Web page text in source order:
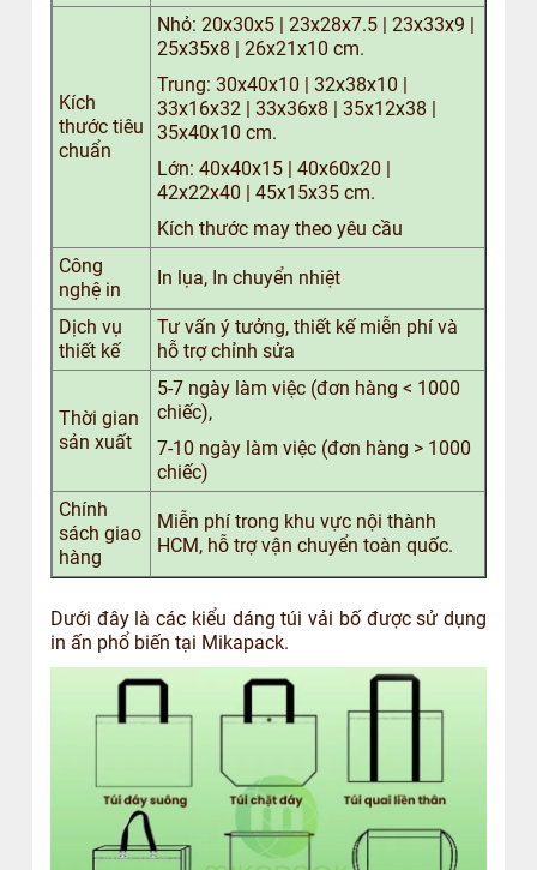
Kích
thước tiêu
chuẩn
Nhỏ: 20x30x5 | 23x28x7.5 | 23x33x9 |
25x35x8 | 26x21x10 cm.
Trung: 30x40x10 | 32x38x10 |
33x16x32 | 33x36x8 | 35x12x38 |
35x40x10 cm.
Lớn: 40x40x15 | 40x60x20 |
42x22x40 | 45x15x35 cm.
Kích thước may theo yêu cầu
Công
nghệ in
In lụa, In chuyển nhiệt
Dịch vụ
thiết kế
Tư vấn ý tưởng, thiết kế miễn phí và
hỗ trợ chỉnh sửa
Thời gian
sản xuất
5-7 ngày làm việc (đơn hàng < 1000
chiếc),
7-10 ngày làm việc (đơn hàng > 1000
chiếc)
Chính
sách giao
hàng
Miễn phí trong khu vực nội thành
HCM, hỗ trợ vận chuyển toàn quốc.
Dưới đây là các kiểu dáng túi vải bố được sử dụng
in ấn phổ biến tại Mikapack.